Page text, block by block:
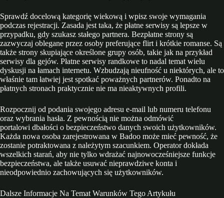
Sprawdź docelową kategorię wiekową i wpisz swoje wymagania
podczas rejestracji. Zasada jest taka, że płatne serwisy są lepsze w
przypadku, gdy szukasz stałego partnera. Bezpłatne strony są
zazwyczaj oblegane przez osoby preferujące flirt i krótkie romanse. Są
także strony skupiające określone grupy osób, takie jak na przykład
serwisy dla gejów. Płatne serwisy randkowe to nadal temat wielu
dyskusji na łamach internetu. Wzbudzają nieufność u niektórych, ale to
właśnie tam łatwiej jest spotkać poważnych partnerów. Ponadto na
płatnych stronach praktycznie nie ma nieaktywnych profili.
Rozpocznij od podania swojego adresu e-mail lub numeru telefonu
oraz wybrania hasła. Z pewnością nie można odmówić
portalowi dbałości o bezpieczeństwo danych swoich użytkowników.
Każda nowa osoba zarejestrowana w Badoo może mieć pewność, że
zostanie potraktowana z należytym szacunkiem. Operator dokłada
wszelkich starań, aby nie tylko wdrażać najnowocześniejsze funkcje
bezpieczeństwa, ale także usuwać nieprawdziwe konta i
nieodpowiednio zachowujących się użytkowników.
Dalsze Informacje Na Temat Warunków Tego Artykułu